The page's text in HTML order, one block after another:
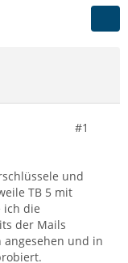
#1
und
TB 5 mit
ich die
der Mails
angesehen und in